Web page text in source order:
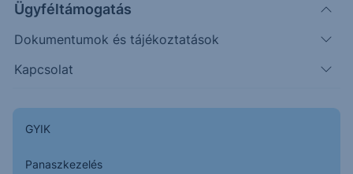
Ügyféltámogatás
Dokumentumok és tájékoztatások
Kapcsolat
GYIK
Panaszkezelés
48.00
Napon belüli Historikus